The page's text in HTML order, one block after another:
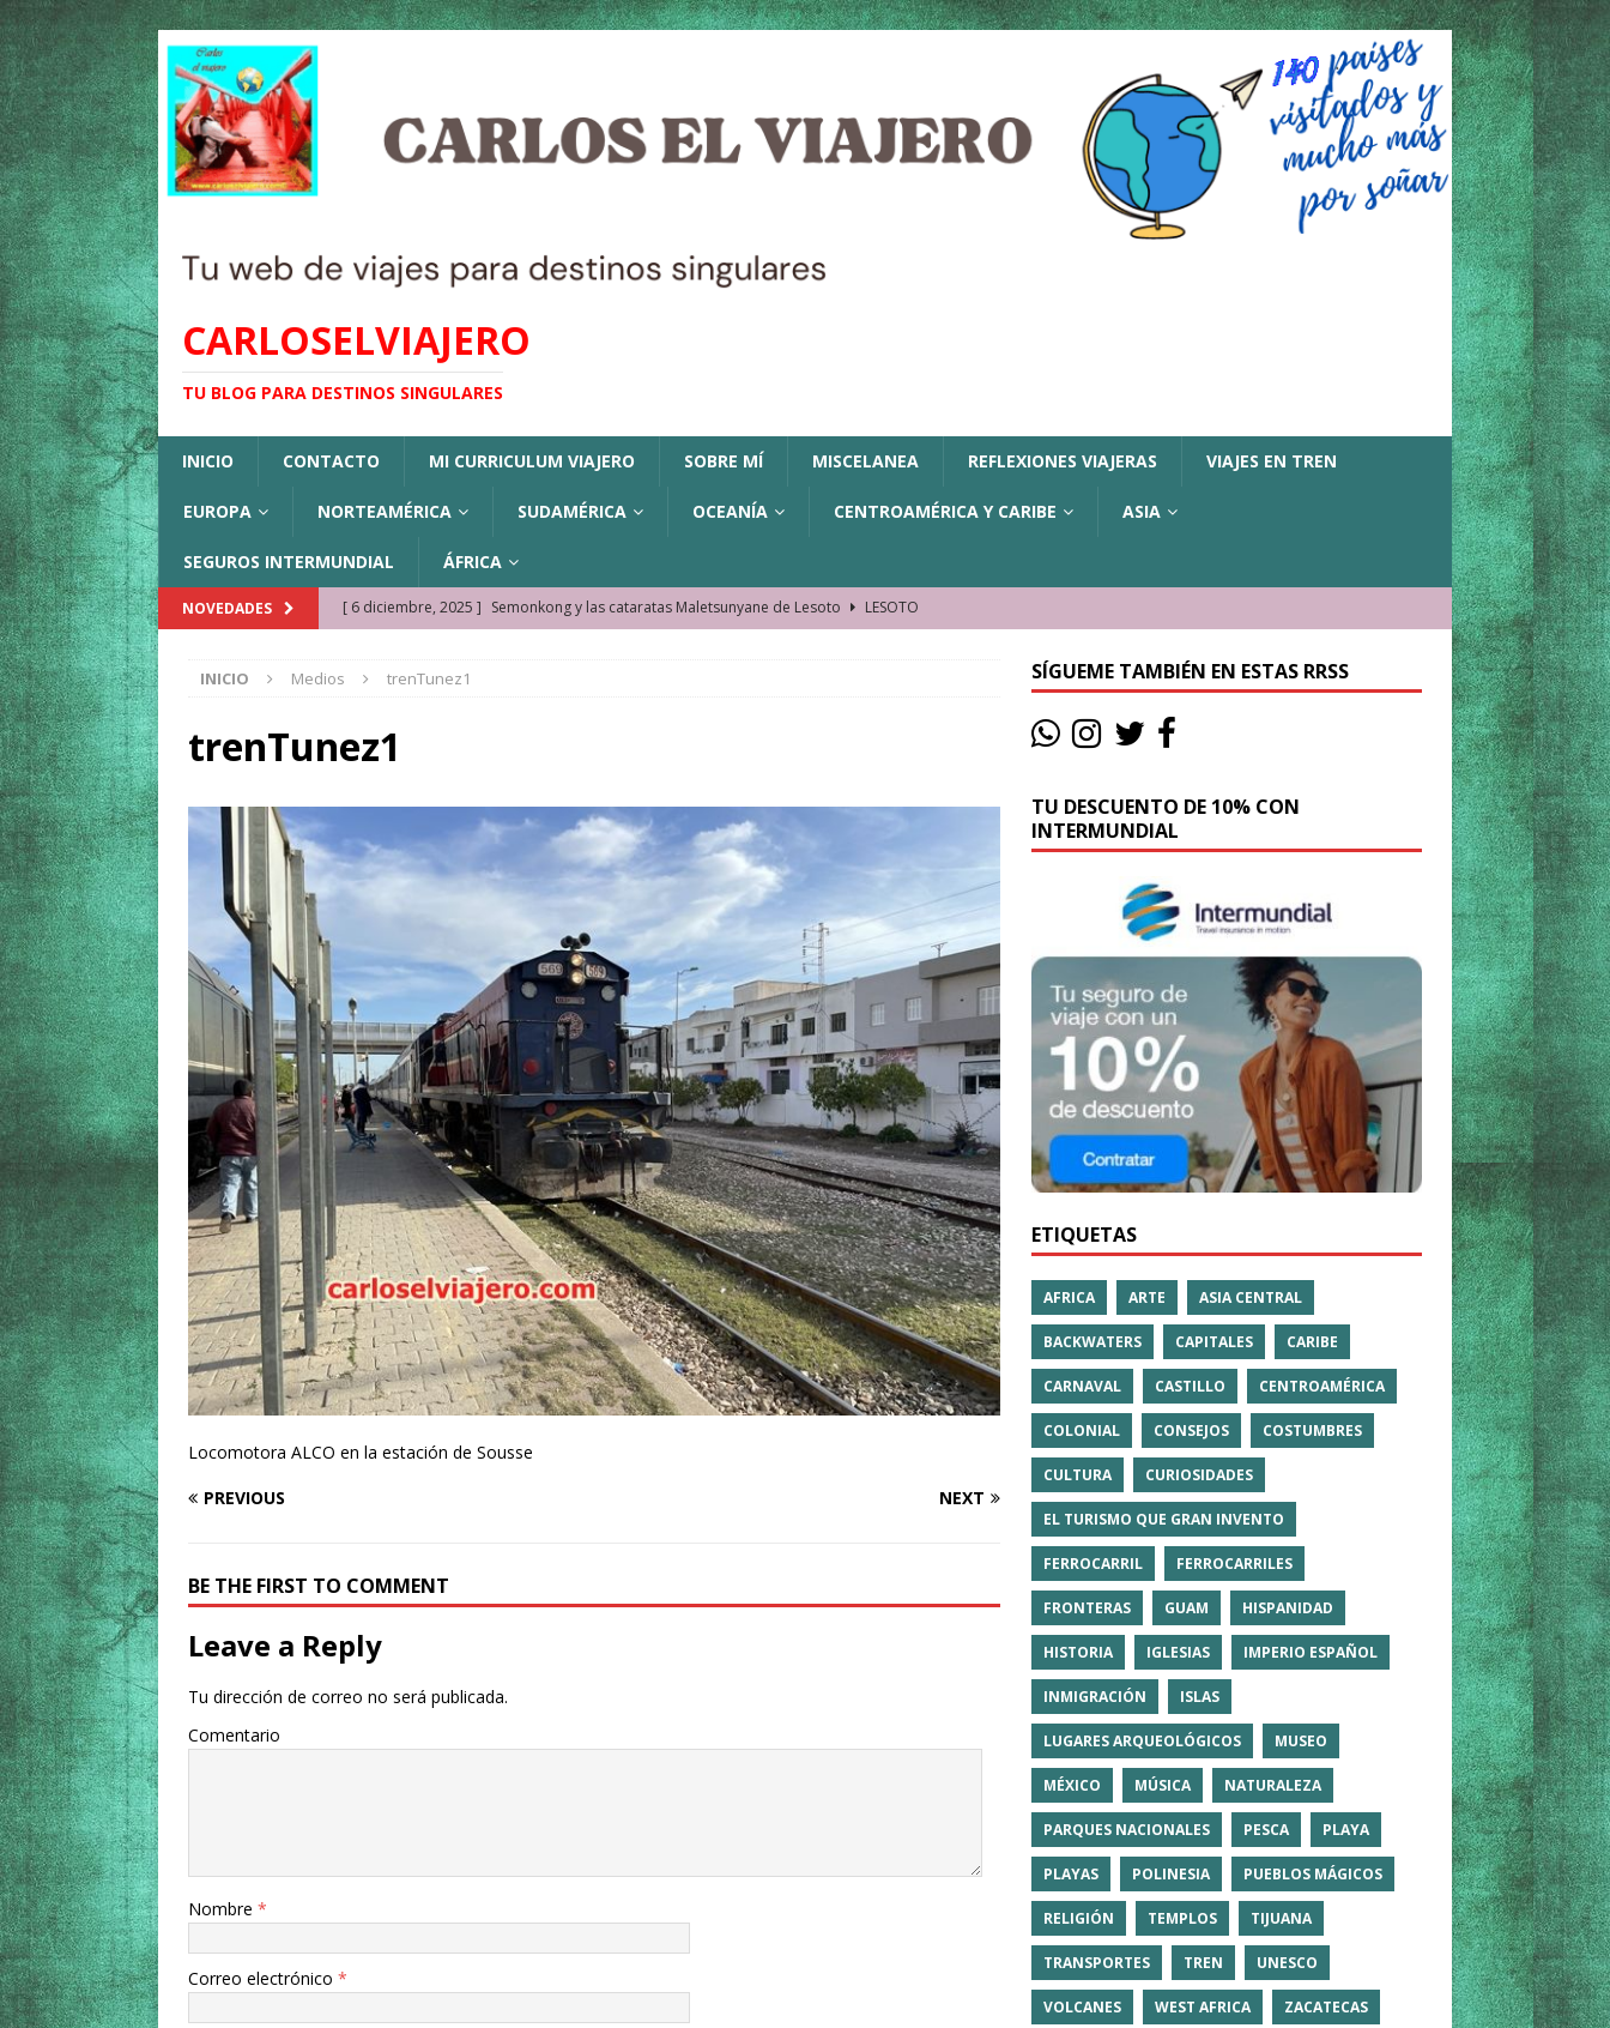
CARLOSELVIAJERO
TU BLOG PARA DESTINOS SINGULARES
INICIO CONTACTO MI CURRICULUM VIAJERO SOBRE MÍ MISCELANEA REFLEXIONES VIAJERAS VIAJES EN TREN
EUROPA NORTEAMÉRICA SUDAMÉRICA OCEANÍA CENTROAMÉRICA Y CARIBE ASIA
SEGUROS INTERMUNDIAL ÁFRICA
NOVEDADES [ 6 diciembre, 2025 ] Semonkong y las cataratas Maletsunyane de Lesoto
LESOTO
KAZAJISTÁN
[ 22 noviembre, 2025 ]
[ 9 octubre, 2025 ] JAMAICA. La historia de la misteriosa avioneta de la playa
JAMAICA
[ 27 septiembre, 2025 ]
Cómo moverse en Seychelles de manera sostenible
Qué ver en Manama. La capital de Baréin
BARÉIN
Ela Nguema. El barrio más castizo de Malabo GUINEA ECUATORIAL
INICIO Medios trenTunez1
trenTunez1
Locomotora ALCO en la estación de Sousse
PREVIOUS
NEXT
BE THE FIRST TO COMMENT
Leave a Reply
Tu dirección de correo no será publicada.
Comentario
Nombre *
Correo electrónico *
SÍGUEME TAMBIÉN EN ESTAS RRSS
TU DESCUENTO DE 10% CON
INTERMUNDIAL
ETIQUETAS
AFRICA ARTE ASIA CENTRAL
BACKWATERS CAPITALES CARIBE
CARNAVAL CASTILLO CENTROAMÉRICA
COLONIAL CONSEJOS COSTUMBRES
CULTURA CURIOSIDADES
EL TURISMO QUE GRAN INVENTO
FERROCARRIL FERROCARRILES
FRONTERAS GUAM HISPANIDAD
HISTORIA IGLESIAS IMPERIO ESPAÑOL
INMIGRACIÓN ISLAS
LUGARES ARQUEOLÓGICOS MUSEO
MÉXICO MÚSICA NATURALEZA
PARQUES NACIONALES PESCA PLAYA
PLAYAS POLINESIA PUEBLOS MÁGICOS
RELIGIÓN TEMPLOS TIJUANA
TRANSPORTES TREN UNESCO
VOLCANES WEST AFRICA ZACATECAS